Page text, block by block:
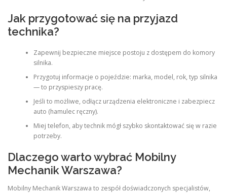
Jak przygotować się na przyjazd
technika?
Zapewnij bezpieczne miejsce postoju z dostępem do komory
silnika.
Przygotuj informacje o pojeździe: marka, model, rok, typ silnika
— to przyspieszy pracę.
Jeśli to możliwe, odłącz urządzenia elektroniczne i zabezpiecz
auto (hamulec ręczny).
Miej telefon, aby technik mógł szybko skontaktować się w razie
potrzeby.
Dlaczego warto wybrać Mobilny
Mechanik Warszawa?
Mobilny Mechanik Warszawa to zespół doświadczonych specjalistów,